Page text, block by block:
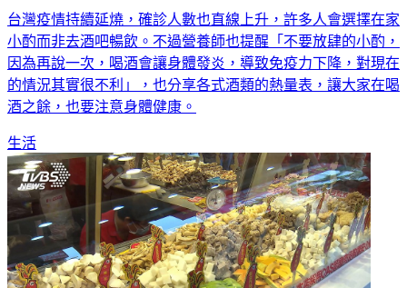
台灣疫情持續延燒，確診人數也直線上升，許多人會選擇在家
小酌而非去酒吧暢飲。不過營養師也提醒「不要放肆的小酌，
因為再說一次，喝酒會讓身體發炎，導致免疫力下降，對現在
的情況其實很不利」，也分享各式酒類的熱量表，讓大家在喝
酒之餘，也要注意身體健康。
生活